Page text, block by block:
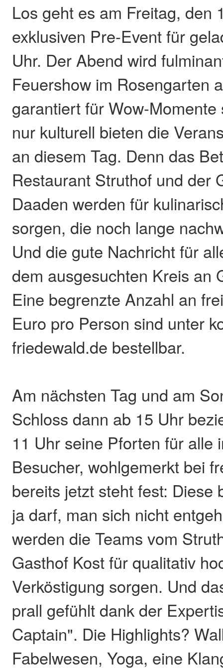
Los geht es am Freitag, den
exklusiven Pre-Event für
Uhr. Der Abend wird
Feuershow im Rosengarten
garantiert für Wow-
nur kulturell bieten die
an diesem Tag. Denn das
Restaurant Struthof und der
Daaden werden für
sorgen, die noch lange
Und die gute Nachricht für
dem ausgesuchten Kreis an
Eine begrenzte Anzahl an
Euro pro Person sind unter
friedewald.de bestellbar.
Am nächsten Tag und am
Schloss dann ab 15 Uhr
11 Uhr seine Pforten für alle
Besucher, wohlgemerkt bei
bereits jetzt steht fest: Diese
ja darf, man sich nicht
werden die Teams vom
Gasthof Kost für qualitativ
Verköstigung sorgen. Und
prall gefühlt dank der
Captain". Die Highlights?
Fabelwesen, Yoga, eine